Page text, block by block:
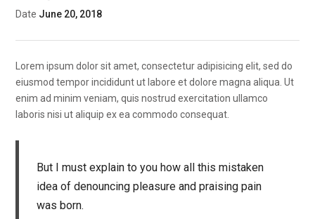
Date June 20, 2018
Lorem ipsum dolor sit amet, consectetur adipisicing elit, sed do
eiusmod tempor incididunt ut labore et dolore magna aliqua. Ut
enim ad minim veniam, quis nostrud exercitation ullamco
laboris nisi ut aliquip ex ea commodo consequat.
But I must explain to you how all this mistaken
idea of denouncing pleasure and praising pain
was born.